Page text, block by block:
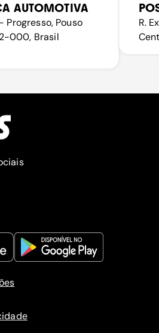
AUTOMOTIVA
Progresso, Pouso
000, Brasil
R.